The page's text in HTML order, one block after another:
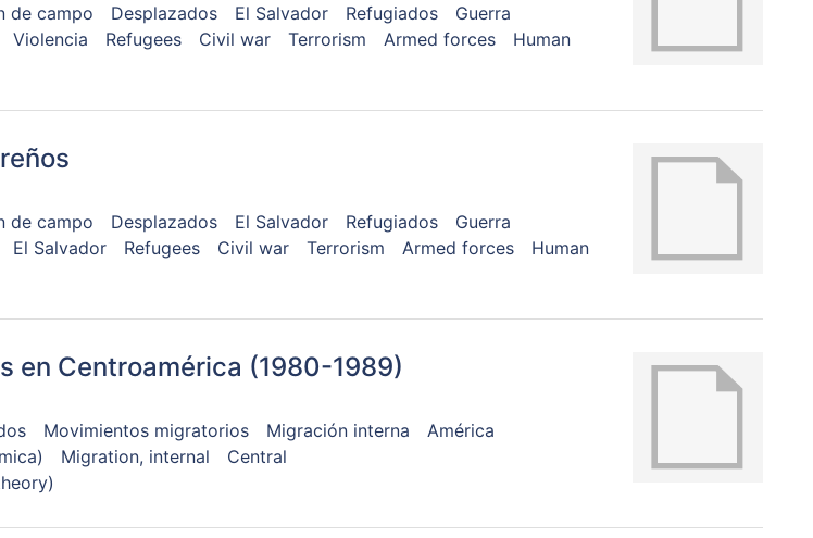
de campo Desplazados El Salvador Refugiados
Guerra
Violencia Refugees Civil war Terrorism Armed forces
Human
de campo Desplazados El Salvador Refugiados
Guerra
El Salvador Refugees Civil war Terrorism Armed forces
Human
en Centroamérica (1980-1989)
Movimientos migratorios Migración interna
América
Migration, internal
Central